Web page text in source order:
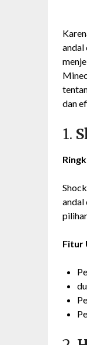
andal
dan
1.
andal
Fitur